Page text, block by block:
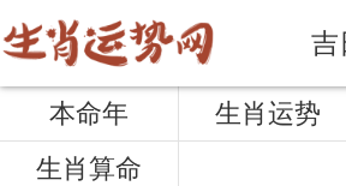
吉
本命年 生肖运势
生肖算命